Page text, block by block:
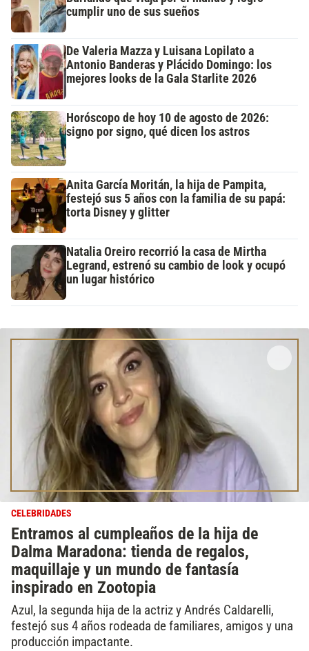
cumplir uno de sus sueños
De Valeria Mazza y Luisana Lopilato a
Antonio Banderas y Plácido Domingo: los
mejores looks de la Gala Starlite 2026
Horóscopo de hoy 10 de agosto de 2026:
signo por signo, qué dicen los astros
Anita García Moritán, la hija de Pampita,
festejó sus 5 años con la familia de su papá:
torta Disney y glitter
Natalia Oreiro recorrió la casa de Mirtha
Legrand, estrenó su cambio de look y ocupó
un lugar histórico
CELEBRIDADES
Entramos al cumpleaños de la hija de
Dalma Maradona: tienda de regalos,
maquillaje y un mundo de fantasía
inspirado en Zootopia
Azul, la segunda hija de la actriz y Andrés Caldarelli,
festejó sus 4 años rodeada de familiares, amigos y una
producción impactante.